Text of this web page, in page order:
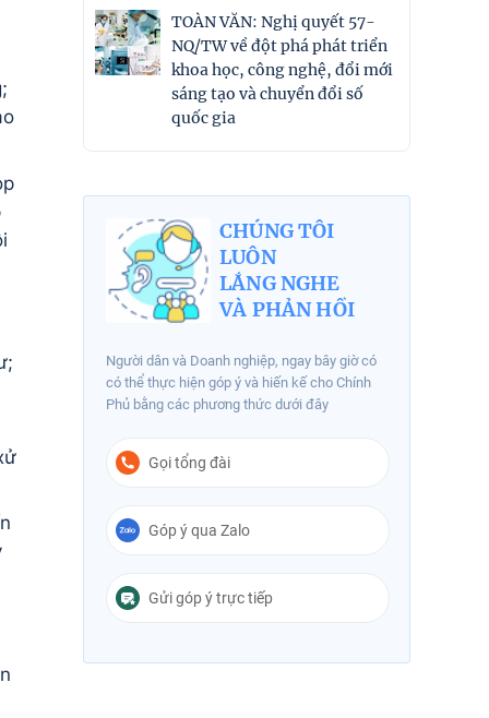
TOÀN VĂN: Nghị quyết 57-
NQ/TW về đột phá phát triển
khoa học, công nghệ, đổi mới
sáng tạo và chuyển đổi số
quốc gia
CHÚNG TÔI
LUÔN
LẮNG NGHE
VÀ PHẢN HỒI
Người dân và Doanh nghiệp, ngay bây giờ có
có thể thực hiện góp ý và hiến kế cho Chính
Phủ bằng các phương thức dưới đây
Gọi tổng đài
Góp ý qua Zalo
Gửi góp ý trực tiếp